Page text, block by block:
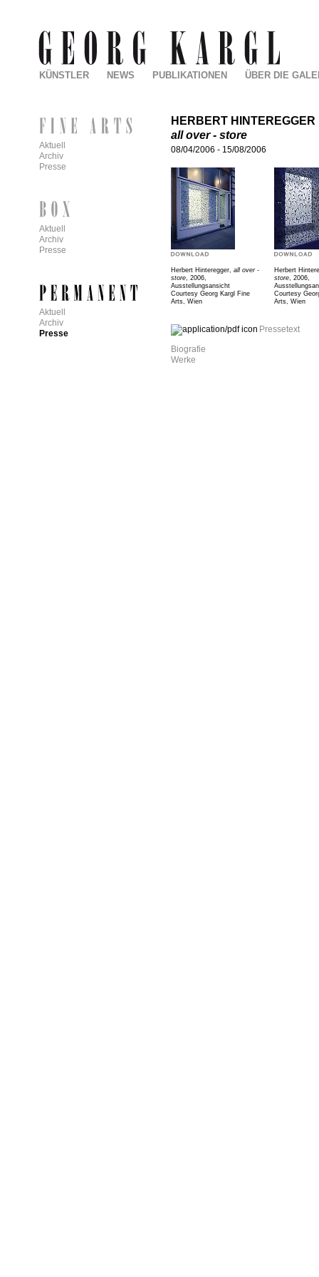
HERBERT HINTEREGGER
all over - store
08/04/2006 - 15/08/2006
Herbert Hinteregger, all over -
store , 2006,
Ausstellungsansicht
Courtesy Georg Kargl Fine
Arts, Wien
Herbert
store , 2006,
Courtesy
Arts, Wien
Pressetext
Biografie
Werke
KÜNSTLER NEWS PUBLIKATIONEN ÜBER DIE
Aktuell
Archiv
Presse
Aktuell
Archiv
Presse
Aktuell
Archiv
Presse